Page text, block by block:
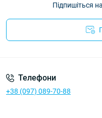
Підпишіться
Телефони
+38 (097) 089-70-88